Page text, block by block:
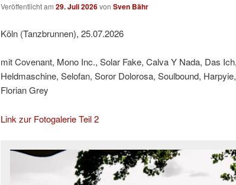
Veröffentlicht am 29. Juli 2026von Sven Bähr
Köln (Tanzbrunnen), 25.07.2026
mit Covenant, Mono Inc., Solar Fake, Calva Y Nada, Das
Heldmaschine, Selofan, Soror Dolorosa, Soulbound,
Florian Grey
Link zur Fotogalerie Teil 2